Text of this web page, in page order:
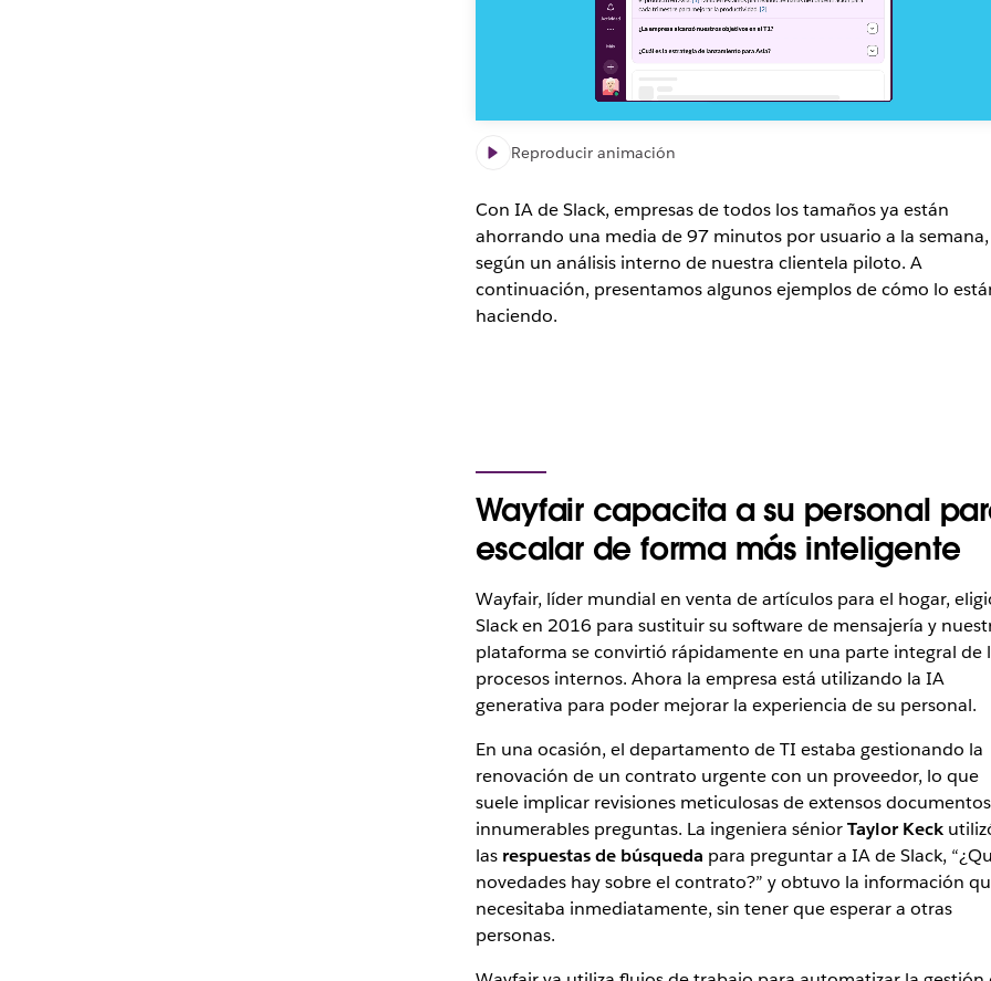
Reproducir animación
Con IA de Slack, empresas de todos los tamaños ya están
ahorrando una media de 97 minutos por usuario a la semana,
según un análisis interno de nuestra clientela piloto. A
continuación, presentamos algunos ejemplos de cómo lo
haciendo.
Wayfair capacita a su personal
escalar de forma más inteligente
Wayfair, líder mundial en venta de artículos para el hogar,
Slack en 2016 para sustituir su software de mensajería y
plataforma se convirtió rápidamente en una parte integral de
procesos internos. Ahora la empresa está utilizando la IA
generativa para poder mejorar la experiencia de su personal.
En una ocasión, el departamento de TI estaba gestionando la
renovación de un contrato urgente con un proveedor, lo que
suele implicar revisiones meticulosas de extensos
innumerables preguntas. La ingeniera séniorTaylor Keck
las respuestas de búsqueda para preguntar a IA de Slack,
novedades hay sobre el contrato?” y obtuvo la información
necesitaba inmediatamente, sin tener que esperar a otras
personas.